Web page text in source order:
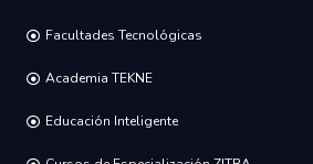
Facultades Tecnológicas
Academia TEKNE
Educación Inteligente